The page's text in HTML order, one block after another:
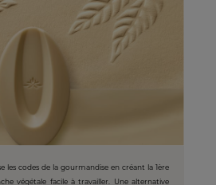
les codes de la gourmandise en créant la 1ère
végétale facile à travailler. Une alternative